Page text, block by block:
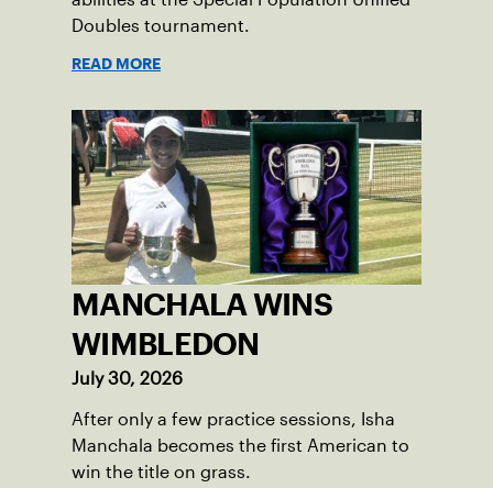
Doubles tournament.
READ MORE
MANCHALA WINS
WIMBLEDON
July 30, 2026
After only a few practice sessions, Isha
Manchala becomes the first American to
win the title on grass.